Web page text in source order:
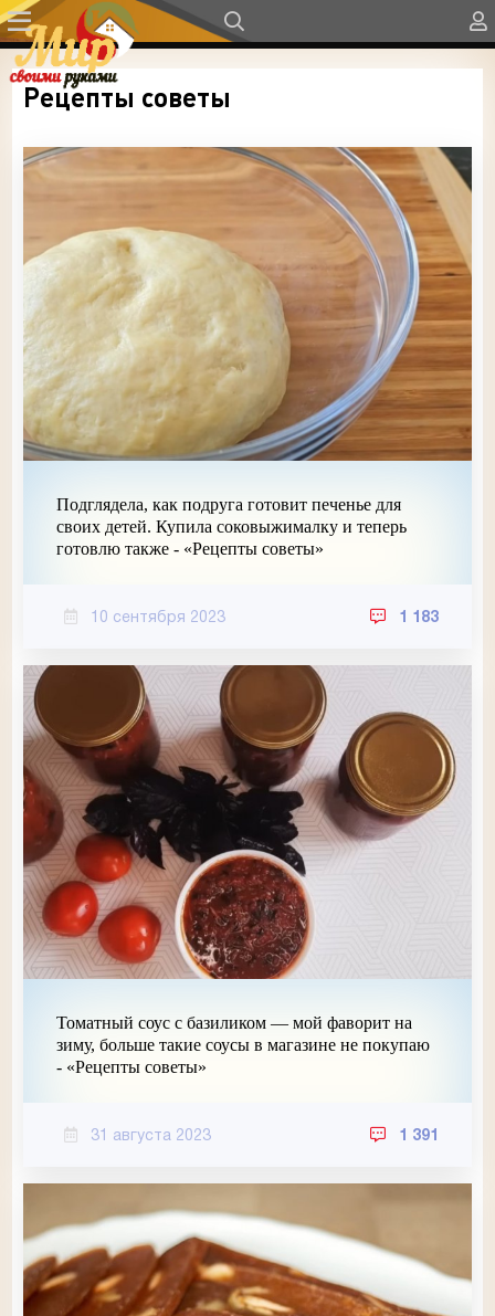
Рецепты советы
Подглядела, как подруга готовит печенье для
своих детей. Купила соковыжималку и теперь
готовлю также - «Рецепты советы»
10 сентября 2023 1 183
Томатный соус с базиликом — мой фаворит на
зиму, больше такие соусы в магазине не покупаю
- «Рецепты советы»
31 августа 2023 1 391